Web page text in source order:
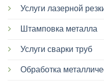
Услуги лазерной
Штамповка металла
Услуги сварки труб
Обработка